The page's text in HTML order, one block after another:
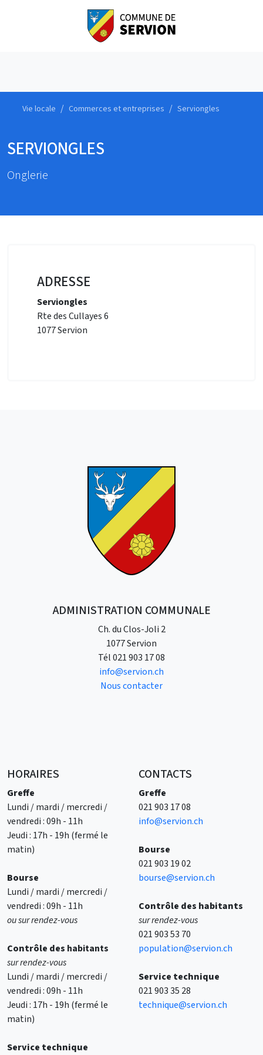
Vie locale Commerces et entreprises Serviongles
SERVIONGLES
Onglerie
ADRESSE
Serviongles
Rte des Cullayes 6
1077 Servion
ADMINISTRATION COMMUNALE
Ch. du Clos-Joli 2
1077 Servion
Tél021 903 17 08
info@servion.ch
Nous contacter
HORAIRES
Greffe
Lundi / mardi / mercredi /
vendredi : 09h - 11h
Jeudi : 17h - 19h (fermé le
matin)
Bourse
Lundi / mardi / mercredi /
vendredi : 09h - 11h
ou sur rendez-vous
Contrôle des habitants
sur rendez-vous
Lundi / mardi / mercredi /
vendredi : 09h - 11h
Jeudi : 17h - 19h (fermé le
matin)
Service technique
CONTACTS
Greffe
021 903 17 08
info@servion.ch
Bourse
021 903 19 02
bourse@servion.ch
Contrôle des habitants
sur rendez-vous
021 903 53 70
population@servion.ch
Service technique
021 903 35 28
technique@servion.ch